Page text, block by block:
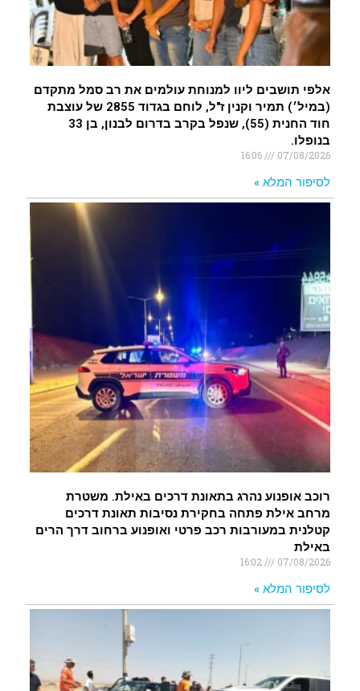
אלפי תושבים ליוו למנוחת עולמים את רב סמל מתקדם
(במיל׳) תמיר וקנין ז"ל, לוחם בגדוד 2855 של עוצבת
חוד החנית (55), שנפל בקרב בדרום לבנון, בן 33
בנופלו.
07/08/2026
16:06
לסיפור המלא »
רוכב אופנוע נהרג בתאונת דרכים באילת. משטרת
מרחב אילת פתחה בחקירת נסיבות תאונת דרכים
קטלנית במעורבות רכב פרטי ואופנוע ברחוב דרך הרים
באילת
07/08/2026
16:02
לסיפור המלא »